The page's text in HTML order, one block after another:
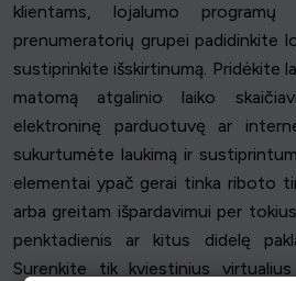
klientams, lojalumo
prenumeratorių grupei padidinkite
sustiprinkite išskirtinumą. Pridėkite
matomą atgalinio laiko
elektroninę parduotuvę ar
sukurtumėte laukimą ir
elementai ypač gerai tinka riboto
arba greitam išpardavimui per
penktadienis ar kitus didelę
Surenkite tik kviestinius